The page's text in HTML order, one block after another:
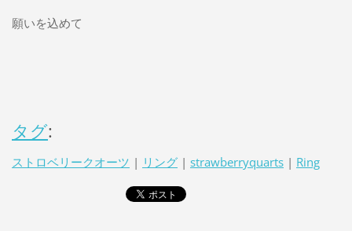
願いを込めて
タグ:
ストロベリークオーツ | リング | strawberryquarts | Ring